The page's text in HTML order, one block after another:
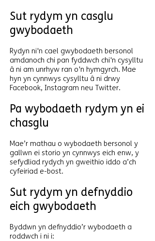
Sut rydym yn casglu
gwybodaeth
Rydyn ni'n cael gwybodaeth bersonol
amdanoch chi pan fyddwch chi'n cysylltu
â ni am unrhyw ran o'n hymgyrch. Mae
hyn yn cynnwys cysylltu â ni drwy
Facebook, Instagram neu Twitter.
Pa wybodaeth rydym yn ei
chasglu
Mae’r mathau o wybodaeth bersonol y
gallwn ei storio yn cynnwys eich enw, y
sefydliad rydych yn gweithio iddo a’ch
cyfeiriad e-bost.
Sut rydym yn defnyddio
eich gwybodaeth
Byddwn yn defnyddio’r wybodaeth a
roddwch i ni i: